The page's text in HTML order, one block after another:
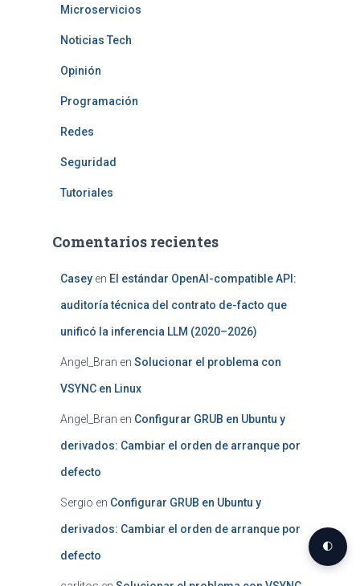
Microservicios
Noticias Tech
Opinión
Programación
Redes
Seguridad
Tutoriales
Comentarios recientes
Casey en El estándar OpenAI-compatible API:
auditoría técnica del contrato de-facto que
unificó la inferencia LLM (2020–2026)
Angel_Bran en Solucionar el problema con
VSYNC en Linux
Angel_Bran en Configurar GRUB en Ubuntu y
derivados: Cambiar el orden de arranque por
defecto
Sergio en Configurar GRUB en Ubuntu y
derivados: Cambiar el orden de arranque por
defecto
🌓